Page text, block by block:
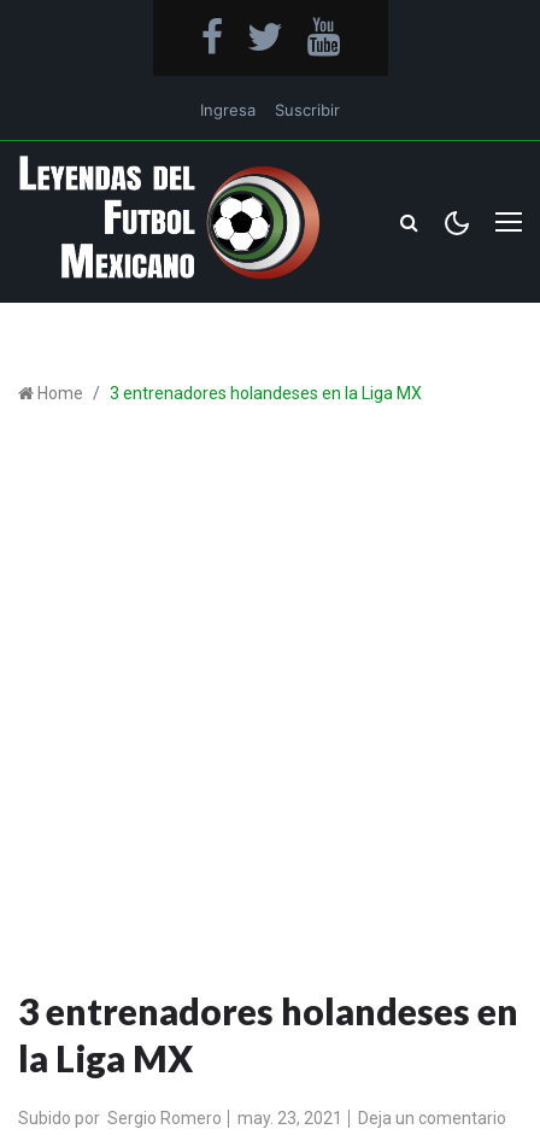
Ingresa Suscribir
Home 3 entrenadores holandeses en la Liga MX
3 entrenadores holandeses en
la Liga MX
Subido por Sergio Romero may. 23, 2021 Deja un comentario